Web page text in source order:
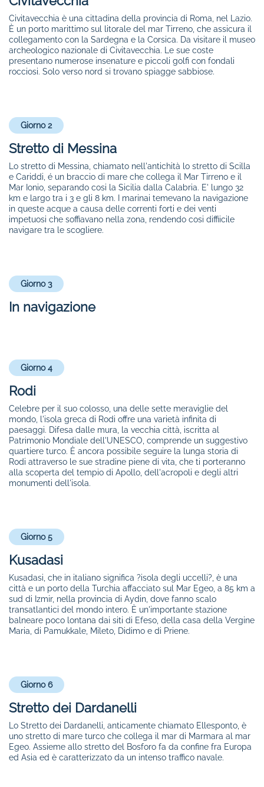
Civitavecchia è una cittadina della provincia di Roma, nel Lazio.
È un porto marittimo sul litorale del mar Tirreno, che assicura il
collegamento con la Sardegna e la Corsica. Da visitare il museo
archeologico nazionale di Civitavecchia. Le sue coste
presentano numerose insenature e piccoli golfi con fondali
rocciosi. Solo verso nord si trovano spiagge sabbiose.
Giorno 2
Stretto di Messina
Lo stretto di Messina, chiamato nell'antichità lo stretto di Scilla
e Cariddi, é un braccio di mare che collega il Mar Tirreno e il
Mar Ionio, separando cosi la Sicilia dalla Calabria. E' lungo 32
km e largo tra i 3 e gli 8 km. I marinai temevano la navigazione
in queste acque a causa delle correnti forti e dei venti
impetuosi che soffiavano nella zona, rendendo cosi diffiicile
navigare tra le scogliere.
Giorno 3
In navigazione
Giorno 4
Rodi
Celebre per il suo colosso, una delle sette meraviglie del
mondo, l'isola greca di Rodi offre una varietà infinita di
paesaggi. Difesa dalle mura, la vecchia città, iscritta al
Patrimonio Mondiale dell'UNESCO, comprende un suggestivo
quartiere turco. È ancora possibile seguire la lunga storia di
Rodi attraverso le sue stradine piene di vita, che ti porteranno
alla scoperta del tempio di Apollo, dell'acropoli e degli altri
monumenti dell'isola.
Giorno 5
Kusadasi
Kusadasi, che in italiano significa ?isola degli uccelli?, è una
città e un porto della Turchia affacciato sul Mar Egeo, a 85 km a
sud di Izmir, nella provincia di Aydin, dove fanno scalo
transatlantici del mondo intero. È un'importante stazione
balneare poco lontana dai siti di Efeso, della casa della Vergine
Maria, di Pamukkale, Mileto, Didimo e di Priene.
Giorno 6
Stretto dei Dardanelli
Lo Stretto dei Dardanelli, anticamente chiamato Ellesponto, è
uno stretto di mare turco che collega il mar di Marmara al mar
Egeo. Assieme allo stretto del Bosforo fa da confine fra Europa
ed Asia ed è caratterizzato da un intenso traffico navale.